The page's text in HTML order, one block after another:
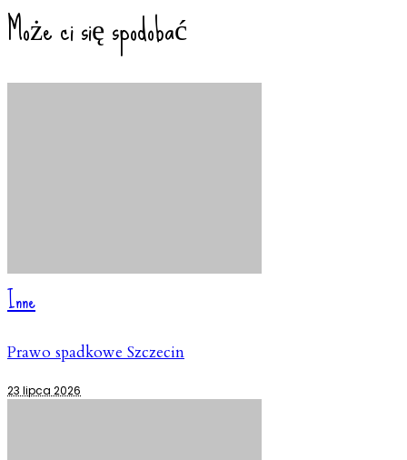
Może ci się spodobać
Inne
Prawo spadkowe Szczecin
23 lipca 2026